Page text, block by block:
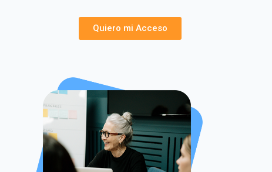
Quiero mi Acceso